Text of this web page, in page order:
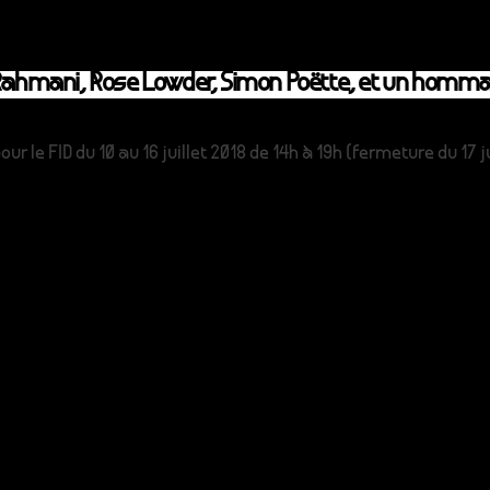
Rose Lowder, Simon Poëtte, et un
le FID du 10 au 16 juillet 2018 de 14h à 19h (fermeture du